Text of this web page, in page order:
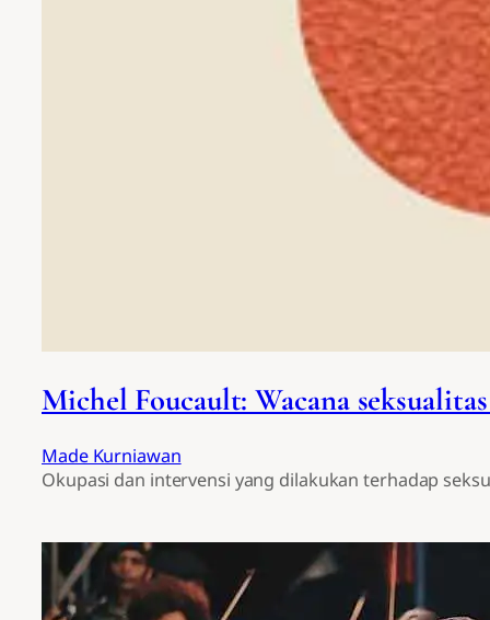
Michel Foucault: Wacana
Made Kurniawan
Okupasi dan intervensi yang dilakukan terhadap